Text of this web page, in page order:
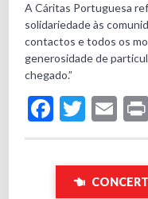
A Cáritas Portuguesa
solidariedade às
contactos e todos os
generosidade de
chegado.”
Facebook